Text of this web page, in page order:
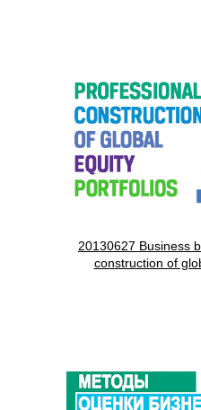
20130627 Business
construction of